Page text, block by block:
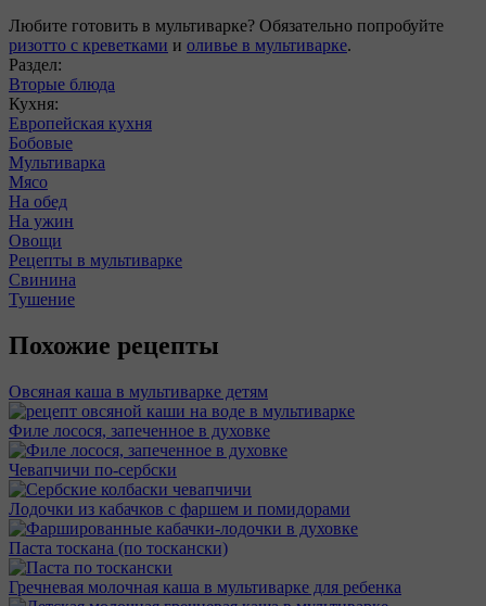
Любите готовить в мультиварке? Обязательно попробуйте
ризотто с креветками и оливье в мультиварке.
Раздел:
Вторые блюда
Кухня:
Европейская кухня
Бобовые
Мультиварка
Мясо
На обед
На ужин
Овощи
Рецепты в мультиварке
Свинина
Тушение
Похожие рецепты
Овсяная каша в мультиварке детям
Филе лосося, запеченное в духовке
Чевапчичи по-сербски
Лодочки из кабачков с фаршем и помидорами
Паста тоскана (по тоскански)
Гречневая молочная каша в мультиварке для ребенка